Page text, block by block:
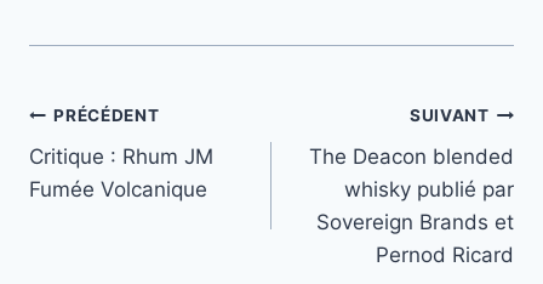
Navigation
de
PRÉCÉDENT
Critique : Rhum JM
Fumée Volcanique
SUIVANT
The Deacon blended
whisky publié par
Sovereign Brands et
Pernod Ricard